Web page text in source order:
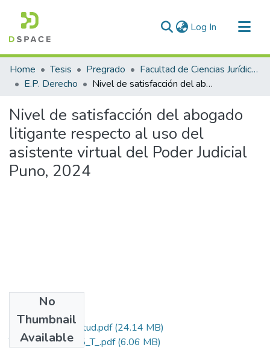
Log In (current)
Communities & Collections
All of DSpace
Home Tesis Pregrado
Facultad de Ciencias Jurídicas y Políticas
E.P. Derecho
Nivel de satisfacción del abogado litigante respecto al uso del asistente virtual del Poder Judicial Puno, 2024
Nivel de satisfacción del abogado
litigante respecto al uso del
asistente virtual del Poder Judicial
Puno, 2024
No
Thumbnail
Available
Grado de Similitud.pdf(24.14 MB)
T036_70767575_T_.pdf(6.06 MB)